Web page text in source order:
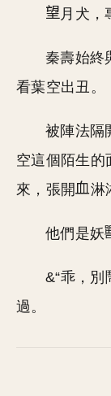
月犬，
秦壽始終
看葉空出丑。
被陣法隔
空這個陌生的
來，張開
淋
他們是妖
&“乖，別
過。